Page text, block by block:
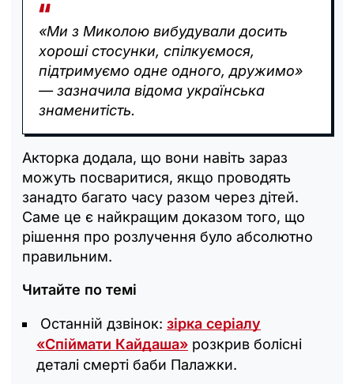
«Ми з Миколою вибудували досить
хороші стосунки, спілкуємося,
підтримуємо одне одного, дружимо»
— зазначила відома українська
знаменитість.
Акторка додала, що вони навіть зараз
можуть посваритися, якщо проводять
занадто багато часу разом через дітей.
Саме це є найкращим доказом того, що
рішення про розлучення було абсолютно
правильним.
Читайте по темі
Останній дзвінок: зірка серіалу
«Спіймати Кайдаша» розкрив болісні
деталі смерті баби Палажки.